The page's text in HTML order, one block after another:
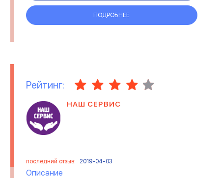
СТРАХОВАНИЕ СТРОИТЕЛЬСТВО И РЕМОНТ
ТРАНСПОРТНЫЕ УСЛУГИ ТУРИЗМ
УБОРКА ПОМЕЩЕНИЙ
ЮРИДИЧЕСКИЕ КОМПАНИИ
ПОДРОБНЕЕ
Рейтинг:
НАШ СЕРВИС
последний отзыв: 2019-04-03
Описание